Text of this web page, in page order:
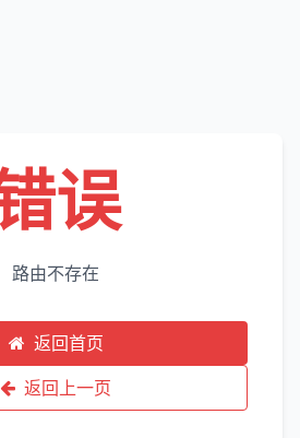
误
路由不存在
返回首页
返回上一页